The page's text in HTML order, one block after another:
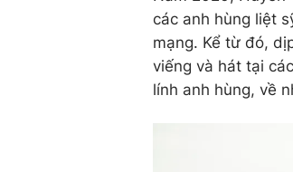
các anh hùng liệt
mạng. Kể từ đó,
viếng và hát tại
lính anh hùng, về